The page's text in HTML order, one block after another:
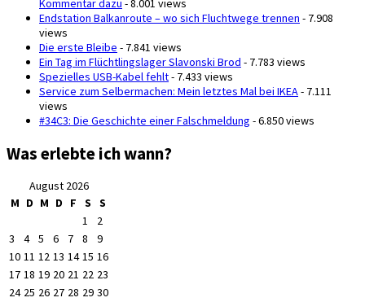
Kommentar dazu - 8.001 views
Endstation Balkanroute – wo sich Fluchtwege trennen - 7.908
views
Die erste Bleibe - 7.841 views
Ein Tag im Flüchtlingslager Slavonski Brod - 7.783 views
Spezielles USB-Kabel fehlt- 7.433 views
Service zum Selbermachen: Mein letztes Mal bei IKEA- 7.111
views
#34C3: Die Geschichte einer Falschmeldung - 6.850 views
Was erlebte ich wann?
August 2026
M D M D F S
S
1
2
3
4 5 6 7 8
9
10 11 12 13 14 15 16
17 18 19 20 21 22 23
24 25 26 27 28 29 30